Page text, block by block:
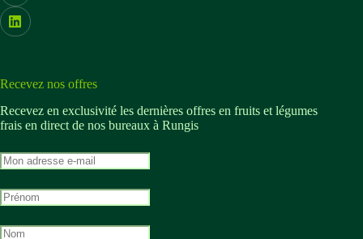
Recevez nos offres
Recevez en exclusivité les dernières offres en fruits et légumes
frais en direct de nos bureaux à Rungis
M
o
a
r
M
o
p
M